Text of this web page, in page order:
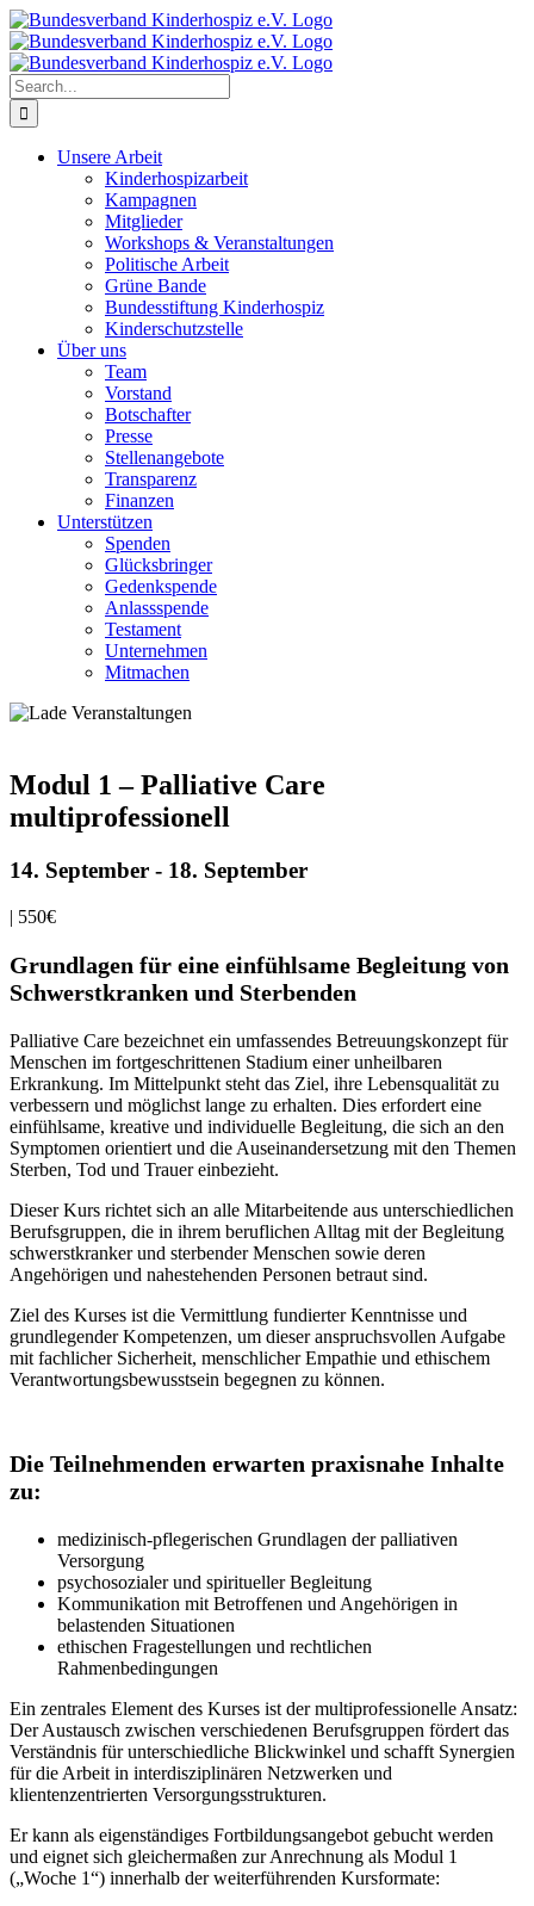
Skip
to
content
Search
for:
Unsere Arbeit
Kinderhospizarbeit
Kampagnen
Mitglieder
Workshops & Veranstaltungen
Politische Arbeit
Grüne Bande
Bundesstiftung Kinderhospiz
Kinderschutzstelle
Über uns
Team
Vorstand
Botschafter
Presse
Stellenangebote
Transparenz
Finanzen
Unterstützen
Spenden
Glücksbringer
Gedenkspende
Anlassspende
Testament
Unternehmen
Mitmachen
Modul 1 – Palliative Care
multiprofessionell
14. September - 18. September
| 550€
Grundlagen für eine einfühlsame Begleitung von
Schwerstkranken und Sterbenden
Palliative Care bezeichnet ein umfassendes Betreuungskonzept für
Menschen im fortgeschrittenen Stadium einer unheilbaren
Erkrankung. Im Mittelpunkt steht das Ziel, ihre Lebensqualität zu
verbessern und möglichst lange zu erhalten. Dies erfordert eine
einfühlsame, kreative und individuelle Begleitung, die sich an den
Symptomen orientiert und die Auseinandersetzung mit den Themen
Sterben, Tod und Trauer einbezieht.
Dieser Kurs richtet sich an alle Mitarbeitende aus unterschiedlichen
Berufsgruppen, die in ihrem beruflichen Alltag mit der Begleitung
schwerstkranker und sterbender Menschen sowie deren
Angehörigen und nahestehenden Personen betraut sind.
Ziel des Kurses ist die Vermittlung fundierter Kenntnisse und
grundlegender Kompetenzen, um dieser anspruchsvollen Aufgabe
mit fachlicher Sicherheit, menschlicher Empathie und ethischem
Verantwortungsbewusstsein begegnen zu können.
Die Teilnehmenden erwarten praxisnahe Inhalte
zu:
medizinisch-pflegerischen Grundlagen der palliativen
Versorgung
psychosozialer und spiritueller Begleitung
Kommunikation mit Betroffenen und Angehörigen in
belastenden Situationen
ethischen Fragestellungen und rechtlichen
Rahmenbedingungen
Ein zentrales Element des Kurses ist der multiprofessionelle Ansatz:
Der Austausch zwischen verschiedenen Berufsgruppen fördert das
Verständnis für unterschiedliche Blickwinkel und schafft Synergien
für die Arbeit in interdisziplinären Netzwerken und
klientenzentrierten Versorgungsstrukturen.
Er kann als eigenständiges Fortbildungsangebot gebucht werden
und eignet sich gleichermaßen zur Anrechnung als Modul 1
(„Woche 1“) innerhalb der weiterführenden Kursformate: